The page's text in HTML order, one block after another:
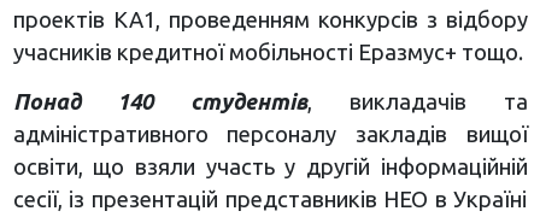
проектів КА1, проведенням конкурсів з відбору
учасників кредитної мобільності Еразмус+ тощо.
Понад 140 студентів, викладачів та
адміністративного персоналу закладів вищої
освіти, що взяли участь у другій інформаційній
сесії, із презентацій представників НЕО в Україні